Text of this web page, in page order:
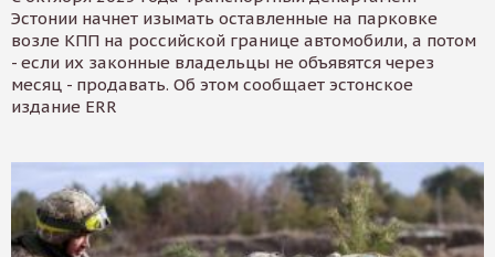
Эстонии начнет изымать оставленные на парковке
возле КПП на российской границе автомобили, а потом
- если их законные владельцы не объявятся через
месяц - продавать. Об этом сообщает эстонское
издание ERR